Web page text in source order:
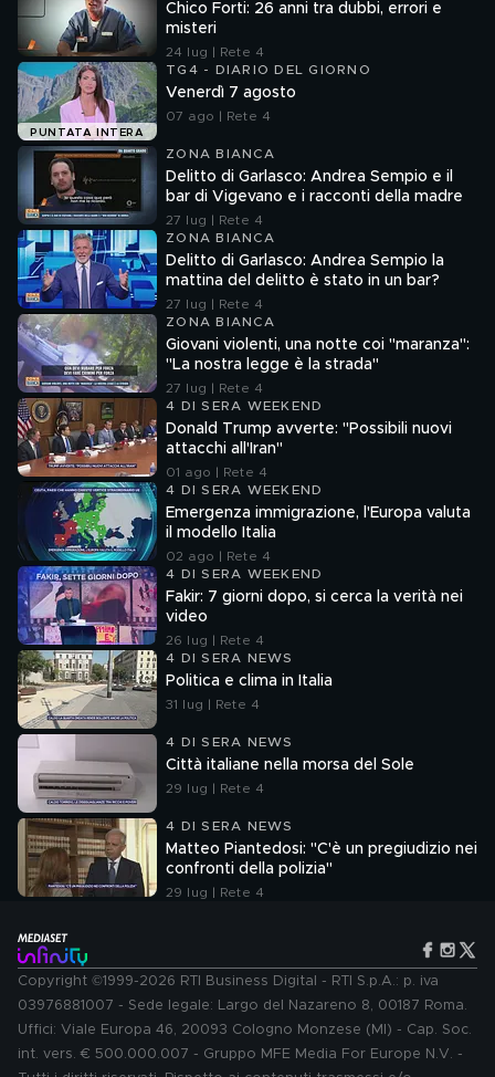
Chico Forti: 26 anni tra dubbi, errori e
misteri
24 lug | Rete 4
PUNTATA INTERA
TG4 - DIARIO DEL GIORNO
Venerdì 7 agosto
07 ago | Rete 4
ZONA BIANCA
Delitto di Garlasco: Andrea Sempio e il
bar di Vigevano e i racconti della madre
27 lug | Rete 4
ZONA BIANCA
Delitto di Garlasco: Andrea Sempio la
mattina del delitto è stato in un bar?
27 lug | Rete 4
ZONA BIANCA
Giovani violenti, una notte coi "maranza":
"La nostra legge è la strada"
27 lug | Rete 4
4 DI SERA WEEKEND
Donald Trump avverte: "Possibili nuovi
attacchi all'Iran"
01 ago | Rete 4
4 DI SERA WEEKEND
Emergenza immigrazione, l'Europa valuta
il modello Italia
02 ago | Rete 4
4 DI SERA WEEKEND
Fakir: 7 giorni dopo, si cerca la verità nei
video
26 lug | Rete 4
4 DI SERA NEWS
Politica e clima in Italia
31 lug | Rete 4
4 DI SERA NEWS
Città italiane nella morsa del Sole
29 lug | Rete 4
4 DI SERA NEWS
Matteo Piantedosi: "C'è un pregiudizio nei
confronti della polizia"
29 lug | Rete 4
Copyright ©1999-2026 RTI Business Digital - RTI S.p.A.: p. iva
03976881007 - Sede legale: Largo del Nazareno 8, 00187 Roma.
Uffici: Viale Europa 46, 20093 Cologno Monzese (MI) - Cap. Soc.
int. vers. € 500.000.007 - Gruppo MFE Media For Europe N.V. -